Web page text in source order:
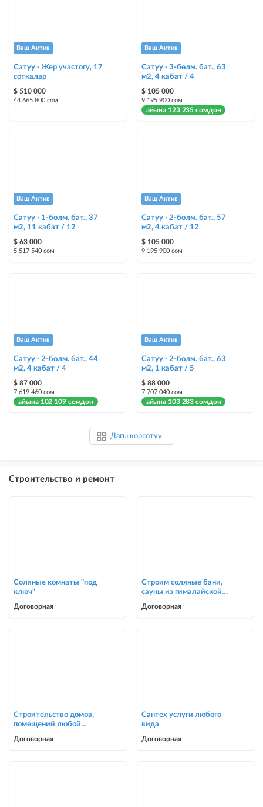
бөлүмүндө көрсөтүлөт
Чаптамалар
Опциялары бар жаркыраган стикерлер сиздин мүлкүңүздү
башкалардан өзгөчөлөнтүп, аны тезирээк сатууга жардам берет
Ваш Актив
Сатуу · Жер участогу, 17
соткалар
$ 510 000
44 665 800 сом
Ваш Актив
Сатуу · 3-бөлм. бат., 63
м2, 4 кабат / 4
$ 105 000
9 195 900 сом
айына 123 235 сомдон
Ваш Актив
Сатуу · 1-бөлм. бат., 37
м2, 11 кабат / 12
$ 63 000
5 517 540 сом
Ваш Актив
Сатуу · 2-бөлм. бат., 57
м2, 4 кабат / 12
$ 105 000
9 195 900 сом
Ваш Актив
Сатуу · 2-бөлм. бат., 44
м2, 4 кабат / 4
$ 87 000
7 619 460 сом
айына 102 109 сомдон
Ваш Актив
Сатуу · 2-бөлм. бат., 63
м2, 1 кабат / 5
$ 88 000
7 707 040 сом
айына 103 283 сомдон
Дагы көрсөтүү
Строительство и ремонт
Соляные комнаты "под
ключ"
Договорная
Строим соляные бани,
сауны из гималайской
Договорная
Строительство домов,
помещений любой
Договорная
Сантех услуги любого
вида
Договорная